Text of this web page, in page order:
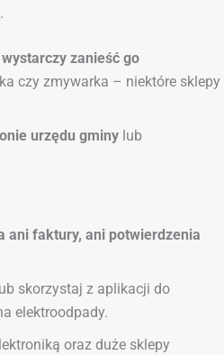
wystarczy zanieść go
czy zmywarka – niektóre sklepy
urzędu gminy lub
ani faktury, ani potwierdzenia
skorzystaj z aplikacji do
elektroodpady.
oraz duże sklepy